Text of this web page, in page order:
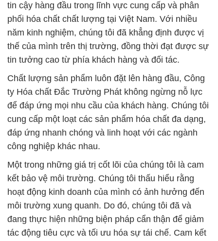
tin cậy hàng đầu trong lĩnh vực cung cấp và phân
phối hóa chất chất lượng tại Việt Nam. Với nhiều
năm kinh nghiệm, chúng tôi đã khẳng định được vị
thế của mình trên thị trường, đồng thời đạt được sự
tin tưởng cao từ phía khách hàng và đối tác.
Chất lượng sản phẩm luôn đặt lên hàng đầu, Công
ty Hóa chất Đắc Trường Phát không ngừng nỗ lực
để đáp ứng mọi nhu cầu của khách hàng. Chúng tôi
cung cấp một loạt các sản phẩm hóa chất đa dạng,
đáp ứng nhanh chóng và linh hoạt với các ngành
công nghiệp khác nhau.
Một trong những giá trị cốt lõi của chúng tôi là cam
kết bảo vệ môi trường. Chúng tôi thấu hiểu rằng
hoạt động kinh doanh của mình có ảnh hưởng đến
môi trường xung quanh. Do đó, chúng tôi đã và
đang thực hiện những biện pháp cẩn thận để giảm
tác động tiêu cực và tối ưu hóa sự tái chế. Cam kết